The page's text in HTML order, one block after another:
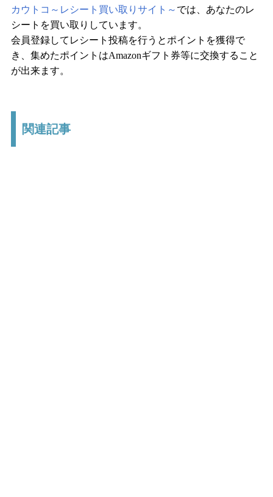
カウトコ～レシート買い取りサイト～ では、あなたのレ
シートを買い取りしています。
会員登録してレシート投稿を行うとポイントを獲得で
き、集めたポイントはAmazonギフト券等に交換すること
が出来ます。
関連記事